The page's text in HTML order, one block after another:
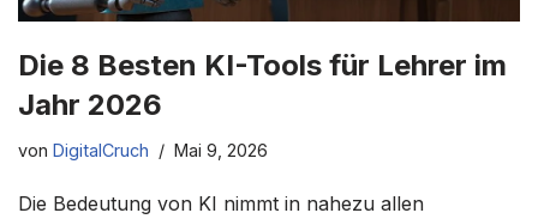
Die 8 Besten KI-Tools für Lehrer im
Jahr 2026
von DigitalCruch Mai 9, 2026
Die Bedeutung von KI nimmt in nahezu allen